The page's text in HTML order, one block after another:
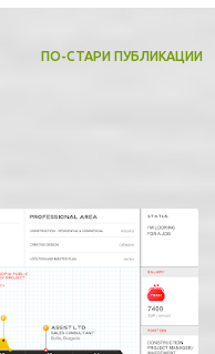
ПО-СТАРИ ПУБЛИКАЦИИ